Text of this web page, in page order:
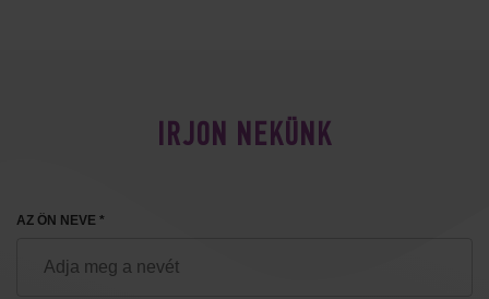
IRJON NEKÜNK
AZ ÖN NEVE *